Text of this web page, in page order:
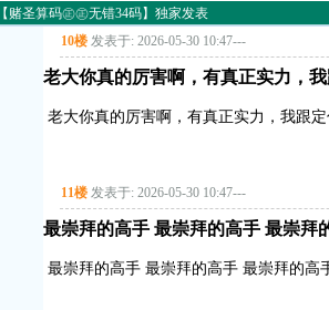
赌圣算码㊣㊣无错34码】独家发表
10楼 发表于: 2026-05-30 10:47---
老大你真的厉害啊，有真正实力，
老大你真的厉害啊，有真正实力，我跟
11楼 发表于: 2026-05-30 10:47---
最崇拜的高手 最崇拜的高手 最崇拜
最崇拜的高手 最崇拜的高手 最崇拜的高